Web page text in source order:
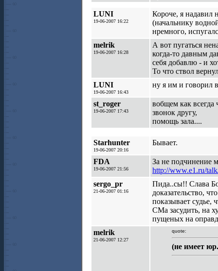
LUNI
19-06-2007 16:22
Короче, я надавил
(начальнику
нремного,
melrik
19-06-2007 16:28
А вот пугаться
когда-то давным
себя добавлю - и
То что ствол
LUNI
19-06-2007 16:43
ну я им и говорил
st_roger
19-06-2007 17:43
вобщем как всегда
звонок другу,
помощь зала....
Starhunter
19-06-2007 20:16
Бывает.
FDA
19-06-2007 21:56
За не подчинение
http://www.e1.ru/
sergo_pr
21-06-2007 01:16
Пида..сы!! Слава
доказательство,
показывает
СМа засудить, на
пущеных на
melrik
21-06-2007 12:27
quote:
(не имеет